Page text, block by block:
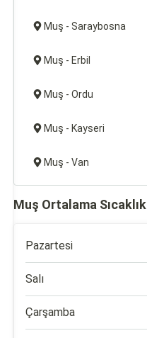
Muş - Saraybosna
Muş - Erbil
Muş - Ordu
Muş - Kayseri
Muş - Van
Muş Ortalama Sıcaklık
Pazartesi
Salı
Çarşamba